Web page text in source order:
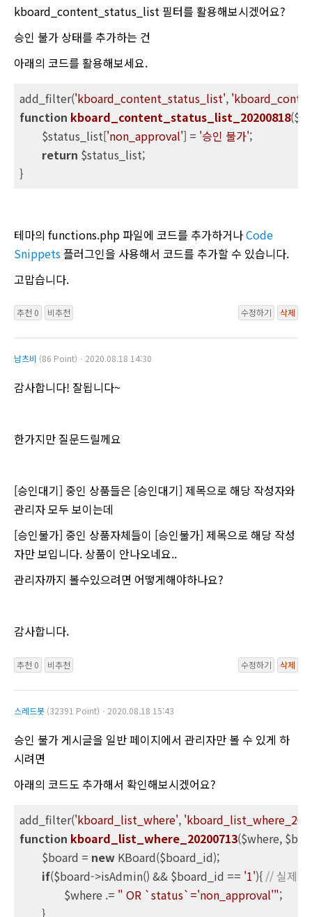
kboard_content_status_list 필터를 활용해보시겠어요?
승인 불가 상태를 추가하는 건
아래의 코드를 활용해보세요.
add_filter('kboard_content_status_list',
function kboard_content_status_list_20200818
	$status_list[
'non_approval'] = '승인 불가';
return $status_list;
}
테마의 functions.php 파일에 코드를 추가하거나Code
Snippets 플러그인을 사용해서 코드를 추가할 수 있습니다.
고맙습니다.
추천 0 비추천 수정하기 삭제
남츠비 (86 Point)ㆍ2020.08.18 14:30
감사합니다! 잘됩니다~
한가지만 질문드릴께요
[승인대기] 중인 상품들은 [승인대기] 제목으로 해당 작성자와
관리자 모두 보이는데
[승인불가] 중인 상품자체들이 [승인불가] 제목으로 해당 작성
자만 보입니다. 상품이 안나오네요..
관리자까지 볼수있으려면 어떻게해야하나요?
감사합니다.
추천 0 비추천 수정하기 삭제
스레드봇 (32391 Point)ㆍ2020.08.18 15:43
승인 불가 게시글을 일반 페이지에서 관리자만 볼 수 있게 하
시려면
아래의 코드도 추가해서 확인해보시겠어요?
add_filter('kboard_list_where',
function kboard_list_where_20200713($where,
	$board =
new KBoard($board_id);
if($board->isAdmin() && $board_id == '1'){ // 실제
		$where .=
" OR `status`='non_approval'";